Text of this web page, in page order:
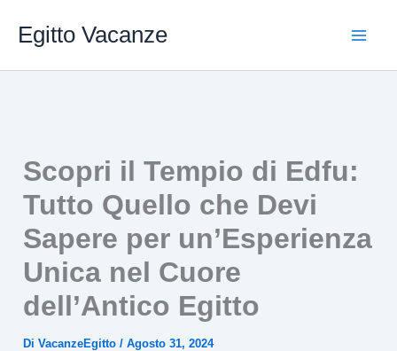
Egitto Vacanze
Scopri il Tempio di Edfu:
Tutto Quello che Devi
Sapere per un’Esperienza
Unica nel Cuore
dell’Antico Egitto
DiVacanzeEgitto/Agosto 31, 2024